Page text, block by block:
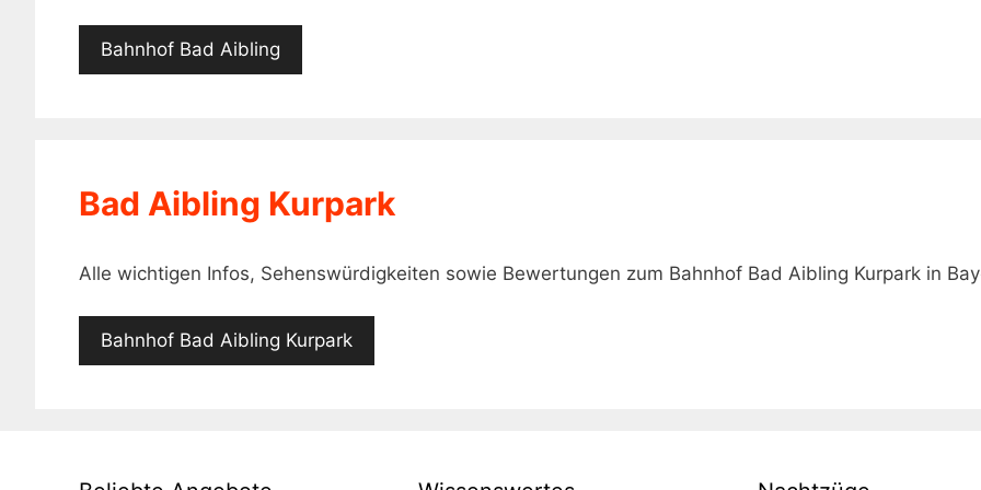
Bahnhof Bad Aibling
Bad Aibling Kurpark
Alle wichtigen Infos, Sehenswürdigkeiten sowie Bewertungen zum Bahnhof Bad Aibling Kurpark in
Bahnhof Bad Aibling Kurpark